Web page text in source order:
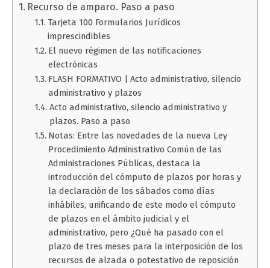
Recurso de amparo. Paso a paso
Tarjeta 100 Formularios Jurídicos
imprescindibles
El nuevo régimen de las notificaciones
electrónicas
FLASH FORMATIVO | Acto administrativo, silencio
administrativo y plazos
Acto administrativo, silencio administrativo y
plazos. Paso a paso
Notas: Entre las novedades de la nueva Ley
Procedimiento Administrativo Común de las
Administraciones Públicas, destaca la
introducción del cómputo de plazos por horas y
la declaración de los sábados como días
inhábiles, unificando de este modo el cómputo
de plazos en el ámbito judicial y el
administrativo, pero ¿Qué ha pasado con el
plazo de tres meses para la interposición de los
recursos de alzada o potestativo de reposición